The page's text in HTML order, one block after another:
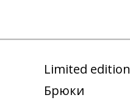
Limited edition
Брюки